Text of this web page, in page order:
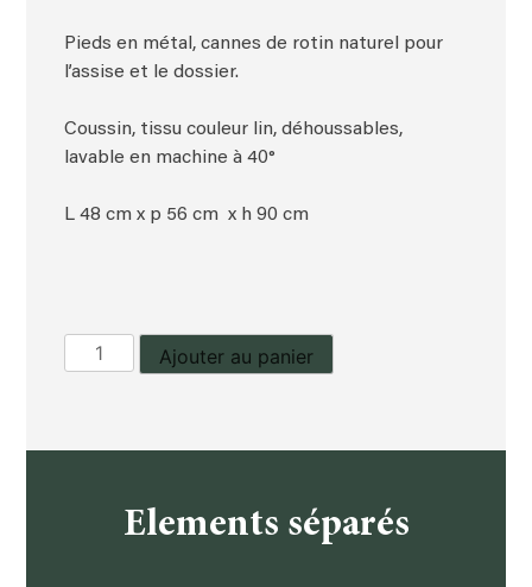
Pieds en métal, cannes de rotin naturel pour
l’assise et le dossier.
Coussin, tissu couleur lin, déhoussables,
lavable en machine à 40°
L 48 cm x p 56 cm x h 90 cm
quantité
de
Ajouter au panier
Elements séparés